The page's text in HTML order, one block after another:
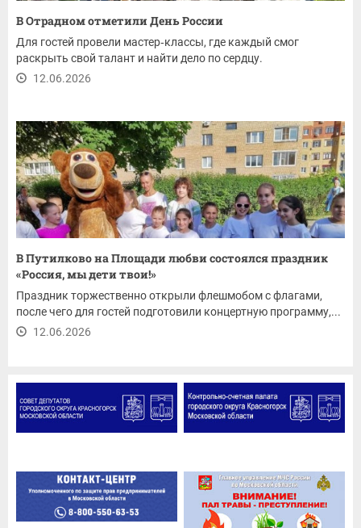
В Отрадном отметили День России
Для гостей провели мастер‑классы, где каждый смог
раскрыть свой талант и найти дело по сердцу.
12.06.2026
В Путилково на Площади любви состоялся праздник
«Россия, мы дети твои!»
Праздник торжественно открыли флешмобом с флагами,
после чего для гостей подготовили концертную программу,...
12.06.2026